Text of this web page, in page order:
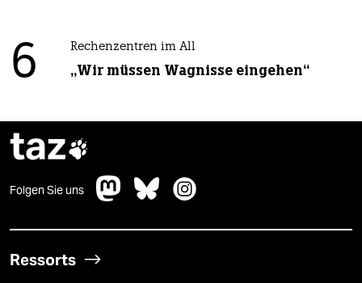
6 Rechenzentren im All
„Wir müssen Wagnisse eingehen“
taz
Folgen Sie uns
Ressorts